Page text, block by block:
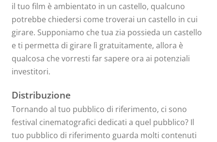
il tuo film è ambientato in un castello, qualcuno
potrebbe chiedersi come troverai un castello in cui
girare. Supponiamo che tua zia possieda un castello
e ti permetta di girare lì gratuitamente, allora è
qualcosa che vorresti far sapere ora ai potenziali
investitori.
Distribuzione
Tornando al tuo pubblico di riferimento, ci sono
festival cinematografici dedicati a quel pubblico? Il
tuo pubblico di riferimento guarda molti contenuti